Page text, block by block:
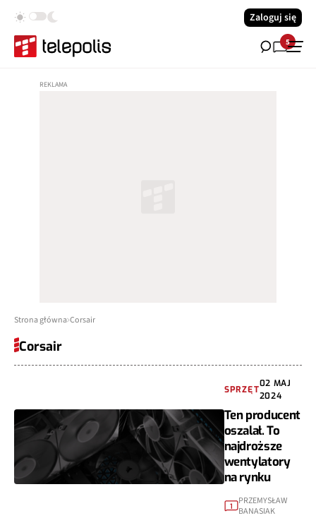
Zaloguj się
5
Strona główna Corsair
Corsair
SPRZĘT
02 MAJ
2024
Ten producent
oszalał. To
najdroższe
wentylatory
na rynku
1
PRZEMYSŁAW
BANASIAK